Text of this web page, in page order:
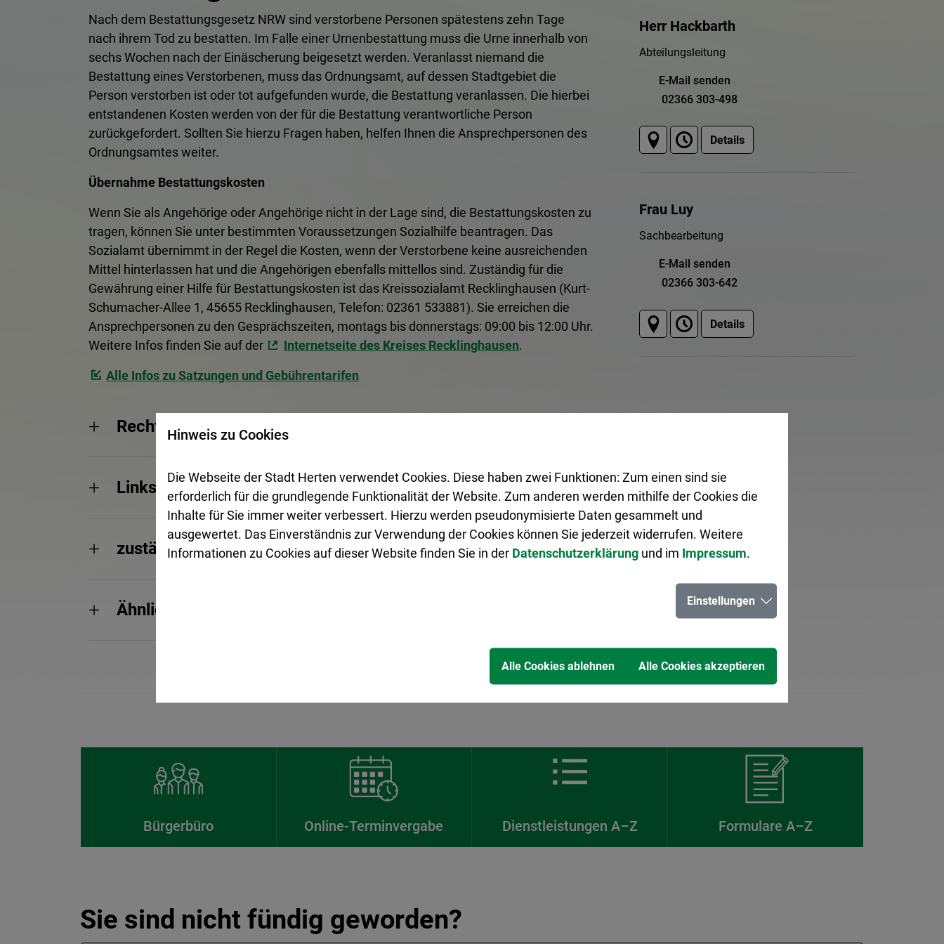
Nach dem Bestattungsgesetz NRW sind verstorbene Personen spätestens zehn Tage
nach ihrem Tod zu bestatten. Im Falle einer Urnenbestattung muss die Urne innerhalb von
sechs Wochen nach der Einäscherung beigesetzt werden. Veranlasst niemand die
Bestattung eines Verstorbenen, muss das Ordnungsamt, auf dessen Stadtgebiet die
Person verstorben ist oder tot aufgefunden wurde, die Bestattung veranlassen. Die hierbei
entstandenen Kosten werden von der für die Bestattung verantwortliche Person
zurückgefordert. Sollten Sie hierzu Fragen haben, helfen Ihnen die Ansprechpersonen des
Ordnungsamtes weiter.
Übernahme Bestattungskosten
Wenn Sie als Angehörige oder Angehörige nicht in der Lage sind, die Bestattungskosten zu
tragen, können Sie unter bestimmten Voraussetzungen Sozialhilfe beantragen. Das
Sozialamt übernimmt in der Regel die Kosten, wenn der Verstorbene keine ausreichenden
Mittel hinterlassen hat und die Angehörigen ebenfalls mittellos sind. Zuständig für die
Gewährung einer Hilfe für Bestattungskosten ist das Kreissozialamt Recklinghausen (Kurt-
Schumacher-Allee 1, 45655 Recklinghausen, Telefon: 02361 533881). Sie erreichen die
Ansprechpersonen zu den Gesprächszeiten, montags bis donnerstags: 09:00 bis 12:00 Uhr.
Weitere Infos finden Sie auf der
Internetseite des Kreises Recklinghausen.
Alle Infos zu Satzungen und Gebührentarifen
Rechtsgrundlagen
Links
zuständige Abteilungen
Ähnliche/Weitere Dienstleistungen
Herr Hackbarth
Abteilungsleitung
E-Mail senden
02366 303-498
Details
Frau Luy
Sachbearbeitung
E-Mail senden
02366 303-642
Details
Bürgerbüro Online-Terminvergabe Dienstleistungen A–Z Formulare A–Z
Sie sind nicht fündig geworden?
Hinweis zu Cookies
Die Webseite der Stadt Herten verwendet Cookies. Diese haben zwei Funktionen: Zum einen sind sie
erforderlich für die grundlegende Funktionalität der Website. Zum anderen werden mithilfe der Cookies die
Inhalte für Sie immer weiter verbessert. Hierzu werden pseudonymisierte Daten gesammelt und
ausgewertet. Das Einverständnis zur Verwendung der Cookies können Sie jederzeit widerrufen. Weitere
Informationen zu Cookies auf dieser Website finden Sie in der Datenschutzerklärung und im Impressum.
Einstellungen
Alle Cookies ablehnen Alle Cookies akzeptieren